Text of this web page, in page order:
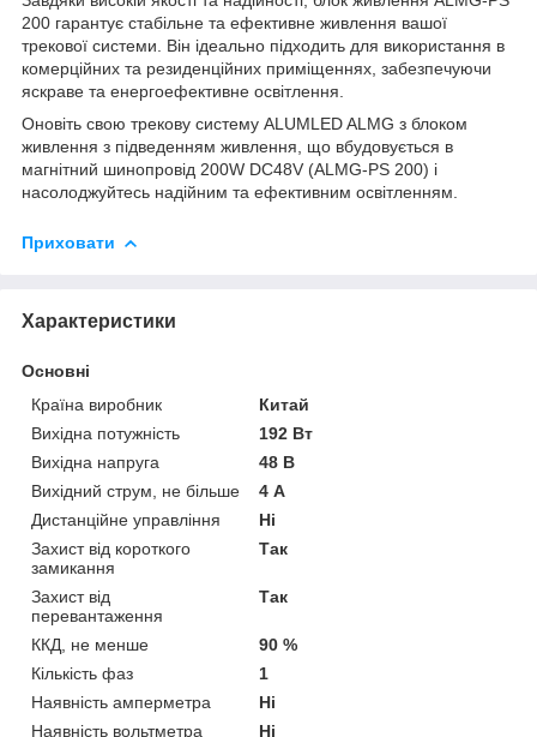
200 гарантує стабільне та ефективне живлення вашої
трекової системи. Він ідеально підходить для використання в
комерційних та резиденційних приміщеннях, забезпечуючи
яскраве та енергоефективне освітлення.
Оновіть свою трекову систему ALUMLED ALMG з блоком
живлення з підведенням живлення, що вбудовується в
магнітний шинопровід 200W DC48V (ALMG-PS 200) і
насолоджуйтесь надійним та ефективним освітленням.
Приховати
Характеристики
Основні
Країна виробник
Китай
Вихідна потужність
192 Вт
Вихідна напруга
48 В
Вихідний струм, не більше
4 А
Дистанційне управління
Ні
Захист від короткого
замикання
Так
Захист від
перевантаження
Так
ККД, не менше
90 %
Кількість фаз
1
Наявність амперметра
Ні
Наявність вольтметра
Ні